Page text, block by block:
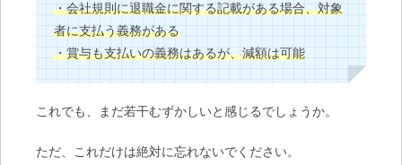
・会社規則に退職金に関する記載がある場合、対象
者に支払う義務がある
・賞与も支払いの義務はあるが、減額は可能
これでも、まだ若干むずかしいと感じるでしょうか。
ただ、これだけは絶対に忘れないでください。